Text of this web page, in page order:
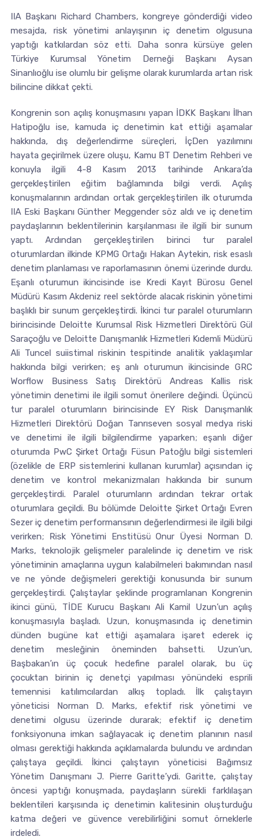
IIA Başkanı Richard Chambers, kongreye gönderdiği video
mesajda, risk yönetimi anlayışının iç denetim olgusuna
yaptığı katkılardan söz etti. Daha sonra kürsüye gelen
Türkiye Kurumsal Yönetim Derneği Başkanı Aysan
Sinanlıoğlu ise olumlu bir gelişme olarak kurumlarda artan risk
bilincine dikkat çekti.
Kongrenin son açılış konuşmasını yapan İDKK Başkanı İlhan
Hatipoğlu ise, kamuda iç denetimin kat ettiği aşamalar
hakkında, dış değerlendirme süreçleri, İçDen yazılımını
hayata geçirilmek üzere oluşu, Kamu BT Denetim Rehberi ve
konuyla ilgili 4-8 Kasım 2013 tarihinde Ankara’da
gerçekleştirilen eğitim bağlamında bilgi verdi. Açılış
konuşmalarının ardından ortak gerçekleştirilen ilk oturumda
IIA Eski Başkanı Günther Meggender söz aldı ve iç denetim
paydaşlarının beklentilerinin karşılanması ile ilgili bir sunum
yaptı. Ardından gerçekleştirilen birinci tur paralel
oturumlardan ilkinde KPMG Ortağı Hakan Aytekin, risk esaslı
denetim planlaması ve raporlamasının önemi üzerinde durdu.
Eşanlı oturumun ikincisinde ise Kredi Kayıt Bürosu Genel
Müdürü Kasım Akdeniz reel sektörde alacak riskinin yönetimi
başlıklı bir sunum gerçekleştirdi. İkinci tur paralel oturumların
birincisinde Deloitte Kurumsal Risk Hizmetleri Direktörü Gül
Saraçoğlu ve Deloitte Danışmanlık Hizmetleri Kıdemli Müdürü
Ali Tuncel suiistimal riskinin tespitinde analitik yaklaşımlar
hakkında bilgi verirken; eş anlı oturumun ikincisinde GRC
Worflow Business Satış Direktörü Andreas Kallis risk
yönetimin denetimi ile ilgili somut önerilere değindi. Üçüncü
tur paralel oturumların birincisinde EY Risk Danışmanlık
Hizmetleri Direktörü Doğan Tanrıseven sosyal medya riski
ve denetimi ile ilgili bilgilendirme yaparken; eşanlı diğer
oturumda PwC Şirket Ortağı Füsun Patoğlu bilgi sistemleri
(özelikle de ERP sistemlerini kullanan kurumlar) açısından iç
denetim ve kontrol mekanizmaları hakkında bir sunum
gerçekleştirdi. Paralel oturumların ardından tekrar ortak
oturumlara geçildi. Bu bölümde Deloitte Şirket Ortağı Evren
Sezer iç denetim performansının değerlendirmesi ile ilgili bilgi
verirken; Risk Yönetimi Enstitüsü Onur Üyesi Norman D.
Marks, teknolojik gelişmeler paralelinde iç denetim ve risk
yönetiminin amaçlarına uygun kalabilmeleri bakımından nasıl
ve ne yönde değişmeleri gerektiği konusunda bir sunum
gerçekleştirdi. Çalıştaylar şeklinde programlanan Kongrenin
ikinci günü, TİDE Kurucu Başkanı Ali Kamil Uzun’un açılış
konuşmasıyla başladı. Uzun, konuşmasında iç denetimin
dünden bugüne kat ettiği aşamalara işaret ederek iç
denetim mesleğinin öneminden bahsetti. Uzun’un,
Başbakan’ın üç çocuk hedefine paralel olarak, bu üç
çocuktan birinin iç denetçi yapılması yönündeki esprili
temennisi katılımcılardan alkış topladı. İlk çalıştayın
yöneticisi Norman D. Marks, efektif risk yönetimi ve
denetimi olgusu üzerinde durarak; efektif iç denetim
fonksiyonuna imkan sağlayacak iç denetim planının nasıl
olması gerektiği hakkında açıklamalarda bulundu ve ardından
çalıştaya geçildi. İkinci çalıştayın yöneticisi Bağımsız
Yönetim Danışmanı J. Pierre Garitte’ydi. Garitte, çalıştay
öncesi yaptığı konuşmada, paydaşların sürekli farklılaşan
beklentileri karşısında iç denetimin kalitesinin oluşturduğu
katma değeri ve güvence verebilirliğini somut örneklerle
irdeledi.